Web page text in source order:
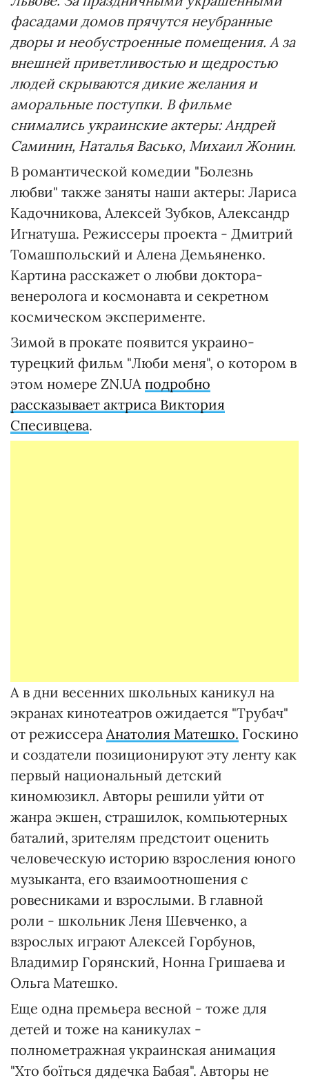
фасадами домов прячутся неубранные
дворы и необустроенные помещения. А за
внешней приветливостью и щедростью
людей скрываются дикие желания и
аморальные поступки. В фильме
снимались украинские актеры: Андрей
Саминин, Наталья Васько, Михаил Жонин.
В романтической комедии "Болезнь
любви" также заняты наши актеры: Лариса
Кадочникова, Алексей Зубков, Александр
Игнатуша. Режиссеры проекта - Дмитрий
Томашпольский и Алена Демьяненко.
Картина расскажет о любви доктора-
венеролога и космонавта и секретном
космическом эксперименте.
Зимой в прокате появится украино-
турецкий фильм "Люби меня", о котором в
этом номере ZN.UA подробно
рассказывает актриса Виктория
Спесивцева.
А в дни весенних школьных каникул на
экранах кинотеатров ожидается "Трубач"
от режиссера Анатолия Матешко. Госкино
и создатели позиционируют эту ленту как
первый национальный детский
киномюзикл. Авторы решили уйти от
жанра экшен, страшилок, компьютерных
баталий, зрителям предстоит оценить
человеческую историю взросления юного
музыканта, его взаимоотношения с
ровесниками и взрослыми. В главной
роли - школьник Леня Шевченко, а
взрослых играют Алексей Горбунов,
Владимир Горянский, Нонна Гришаева и
Ольга Матешко.
Еще одна премьера весной - тоже для
детей и тоже на каникулах -
полнометражная украинская анимация
"Хто боїться дядечка Бабая". Авторы не